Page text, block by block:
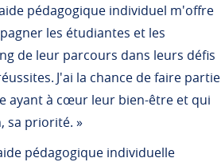
pédagogique individuel m'offre
les étudiantes et les
de leur parcours dans leurs défis
J'ai la chance de faire partie
ayant à cœur leur bien-être et qui
sa priorité. »
pédagogique individuelle